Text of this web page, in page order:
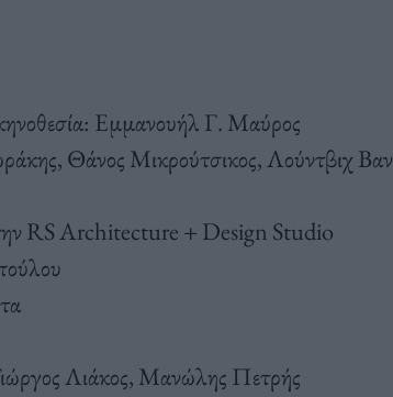
Εμμανουήλ Γ. Μαύρος
Θάνος Μικρούτσικος, Λούντβιχ Βαν
RS Architecture + Design Studio
Λιάκος, Μανώλης Πετρής